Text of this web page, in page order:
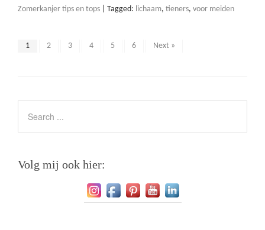
Zomerkanjer tips en tops
Tagged: lichaam, tieners, voor meiden
1 2 3 4 5 6 Next »
Volg mij ook hier: